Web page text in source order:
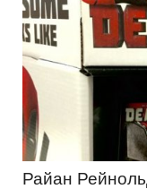
Райан